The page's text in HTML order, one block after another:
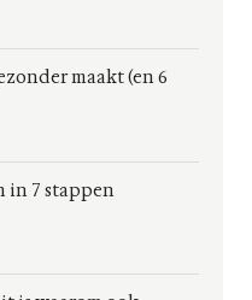
maakt (en 6
in 7 stappen